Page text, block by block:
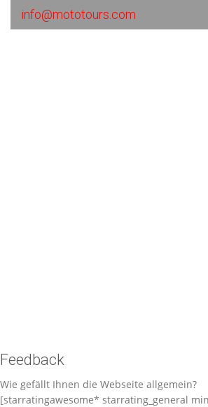
info@mototours.com
Feedback
Wie gefällt Ihnen die Webseite allgemein?
[starratingawesome* starrating_general